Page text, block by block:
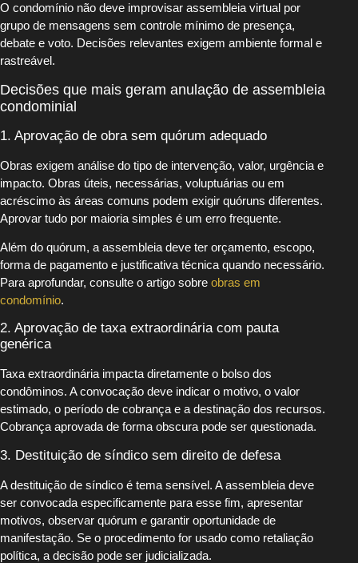
O condomínio não deve improvisar assembleia virtual por
grupo de mensagens sem controle mínimo de presença,
debate e voto. Decisões relevantes exigem ambiente formal e
rastreável.
Decisões que mais geram anulação de assembleia
condominial
1. Aprovação de obra sem quórum adequado
Obras exigem análise do tipo de intervenção, valor, urgência e
impacto. Obras úteis, necessárias, voluptuárias ou em
acréscimo às áreas comuns podem exigir quóruns diferentes.
Aprovar tudo por maioria simples é um erro frequente.
Além do quórum, a assembleia deve ter orçamento, escopo,
forma de pagamento e justificativa técnica quando necessário.
Para aprofundar, consulte o artigo sobre obras em
condomínio.
2. Aprovação de taxa extraordinária com pauta
genérica
Taxa extraordinária impacta diretamente o bolso dos
condôminos. A convocação deve indicar o motivo, o valor
estimado, o período de cobrança e a destinação dos recursos.
Cobrança aprovada de forma obscura pode ser questionada.
3. Destituição de síndico sem direito de defesa
A destituição de síndico é tema sensível. A assembleia deve
ser convocada especificamente para esse fim, apresentar
motivos, observar quórum e garantir oportunidade de
manifestação. Se o procedimento for usado como retaliação
política, a decisão pode ser judicializada.